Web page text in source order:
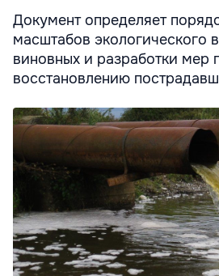
Документ определяет
масштабов экологического
виновных и разработки мер
восстановлению